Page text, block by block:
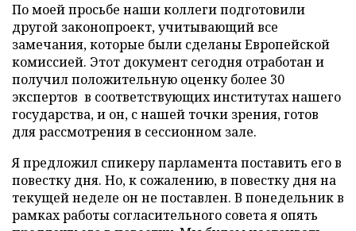
По моей просьбе наши коллеги подготовили
другой законопроект, учитывающий все
замечания, которые были сделаны Европейской
комиссией. Этот документ сегодня отработан и
получил положительную оценку более 30
экспертов в соответствующих институтах нашего
государства, и он, с нашей точки зрения, готов
для рассмотрения в сессионном зале.
Я предложил спикеру парламента поставить его в
повестку дня. Но, к сожалению, в повестку дня на
текущей неделе он не поставлен. В понедельник в
рамках работы согласительного совета я опять